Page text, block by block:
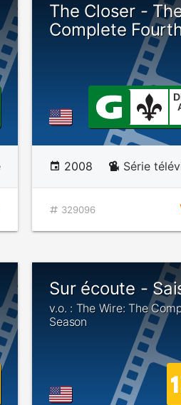
The Closer -
Complete
2008 Série
329096
Sur écoute -
v.o. : The Wire: The
Season